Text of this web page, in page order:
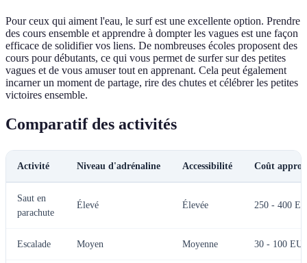
Pour ceux qui aiment l'eau, le surf est une excellente option. Prendre
des cours ensemble et apprendre à dompter les vagues est une façon
efficace de solidifier vos liens. De nombreuses écoles proposent des
cours pour débutants, ce qui vous permet de surfer sur des petites
vagues et de vous amuser tout en apprenant. Cela peut également
incarner un moment de partage, rire des chutes et célébrer les petites
victoires ensemble.
Comparatif des activités
Activité Niveau d'adrénaline Accessibilité Coût
Saut en
parachute
Élevé Élevée 250 - 400
Escalade Moyen Moyenne 30 - 100